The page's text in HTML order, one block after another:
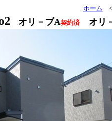
ホーム
オリ－ブA契約済 オリ